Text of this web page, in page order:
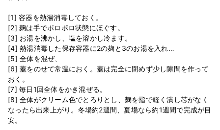
[1] 容器を熱湯消毒しておく。
[2] 麹は手でポロポロ状態にほぐす。
[3] お湯を沸かし、塩を溶かし冷ます。
[4] 熱湯消毒した保存容器に2の麹と3のお湯を入れ…
[5] 全体を混ぜ、
[6] 蓋をのせて常温におく。蓋は完全に閉めず少し隙間を作って
おく。
[7] 毎日1回全体をかき混ぜる。
[8] 全体がクリーム色でとろりとし、麹を指で軽く潰し芯がなく
なったら出来上がり。冬場約2週間、夏場なら約1週間で完成が目